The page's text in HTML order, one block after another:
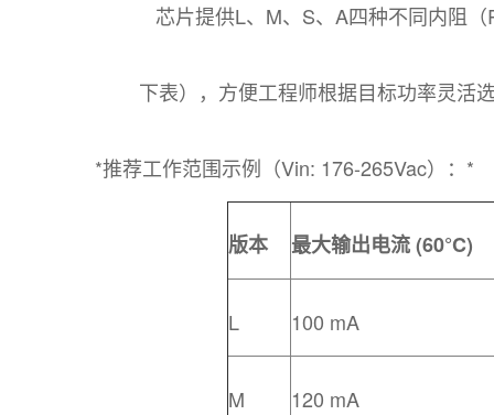
芯片提供L、M、S、A四种不同内阻
下表），方便工程师根据目标功率灵活
*推荐工作范围示例（Vin: 176-265Vac）：*
版本 最大输出电流 (60°C)
L 100 mA
M 120 mA